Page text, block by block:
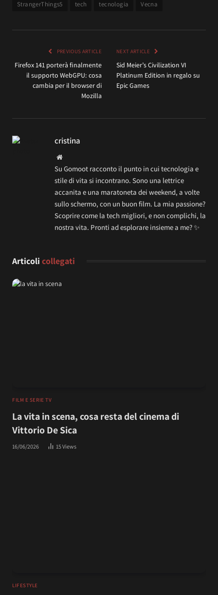
StrangerThings5 tech tecnologia Vecna
PREVIOUS ARTICLE
Firefox 141 porterà finalmente
il supporto WebGPU: cosa
cambia per il browser di
Mozilla
NEXT ARTICLE
Sid Meier’s Civilization VI
Platinum Edition in regalo su
Epic Games
cristina
Website
Su Gomoot racconto il punto in cui tecnologia e
stile di vita si incontrano. Sono una lettrice
accanita e una maratoneta dei weekend, a volte
sullo schermo, con un buon film. La mia passione?
Scoprire come la tech migliori, e non complichi, la
nostra vita. Pronti ad esplorare insieme a me? ✨
Articoli collegati
FILM E SERIE TV
La vita in scena, cosa resta del cinema di
Vittorio De Sica
16/06/2026 15Views
LIFESTYLE